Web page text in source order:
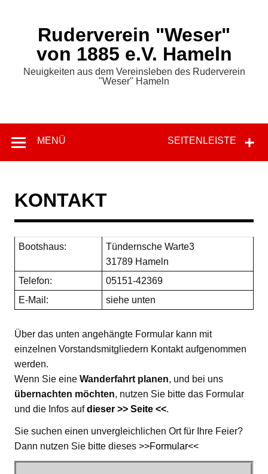
Ruderverein "Weser"
von 1885 e.V. Hameln
Neuigkeiten aus dem Vereinsleben des Ruderverein
"Weser" Hameln
SEITENLEISTE
MENÜ
KONTAKT
Bootshaus:
Tündernsche Warte3
31789 Hameln
Telefon:
05151-42369
E-Mail:
siehe unten
Über das unten angehängte Formular kann mit
einzelnen Vorstandsmitgliedern Kontakt aufgenommen
werden.
Wenn Sie eine Wanderfahrt planen, und bei uns
übernachten möchten, nutzen Sie bitte das Formular
und die Infos aufdieser >> Seite <<.
Sie suchen einen unvergleichlichen Ort für Ihre Feier?
Dann nutzen Sie bitte dieses >>Formular<<